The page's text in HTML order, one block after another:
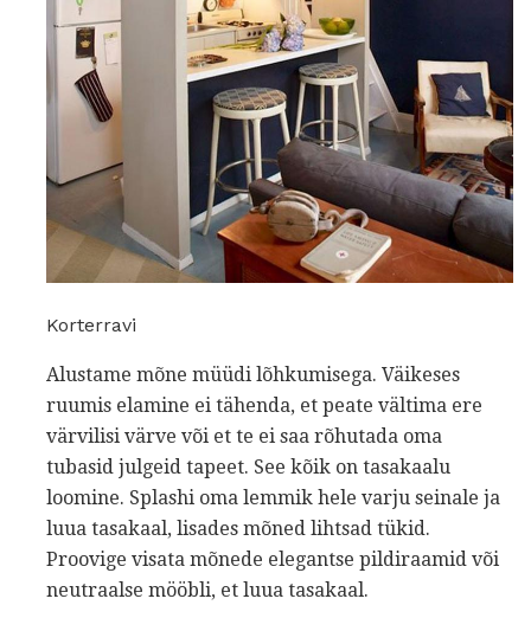
Korterravi
Alustame mõne müüdi lõhkumisega. Väikeses
ruumis elamine ei tähenda, et peate vältima ere
värvilisi värve või et te ei saa rõhutada oma
tubasid julgeid tapeet. See kõik on tasakaalu
loomine. Splashi oma lemmik hele varju seinale ja
luua tasakaal, lisades mõned lihtsad tükid.
Proovige visata mõnede elegantse pildiraamid või
neutraalse mööbli, et luua tasakaal.